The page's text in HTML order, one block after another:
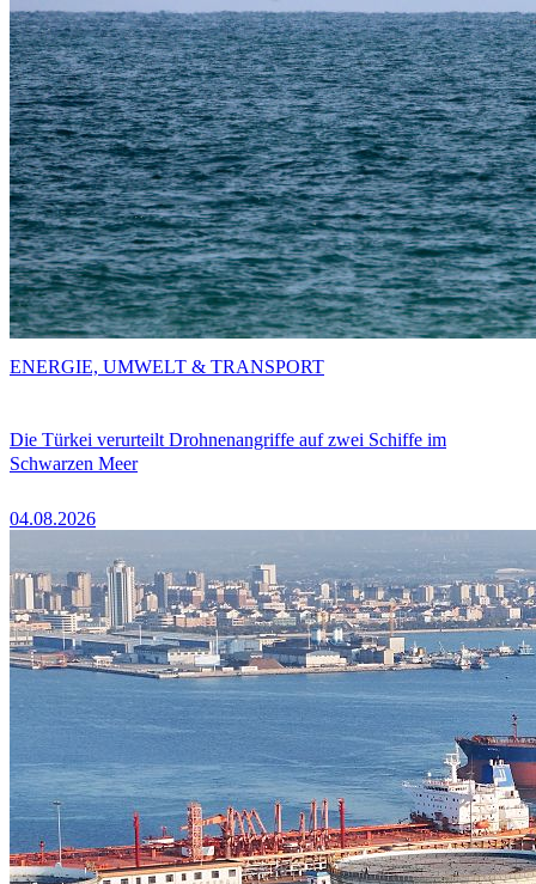
Die Türkei verurteilt Drohnenangriffe auf zwei Schiffe im
Schwarzen Meer
04.08.2026
ENERGIE, UMWELT & TRANSPORT